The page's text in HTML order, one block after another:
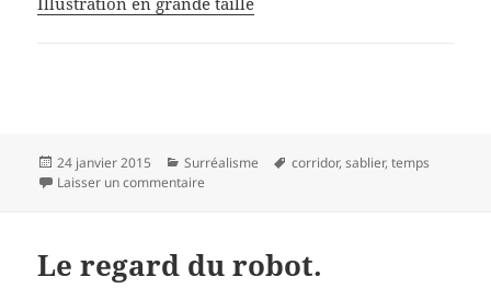
Publié
le
24 janvier 2015 Catégories
Surréalisme
Mots-
corridor,sablier,temps
Laisser un commentaire
Le regard du robot.